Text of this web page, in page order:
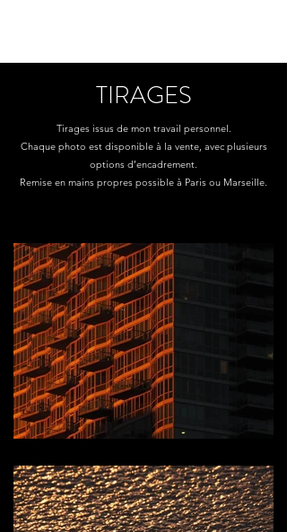
TIRAGES
Tirages issus de mon travail personnel.
Chaque photo est disponible à la vente, avec plusieurs
options d’encadrement.
Remise en mains propres possible à Paris ou Marseille.